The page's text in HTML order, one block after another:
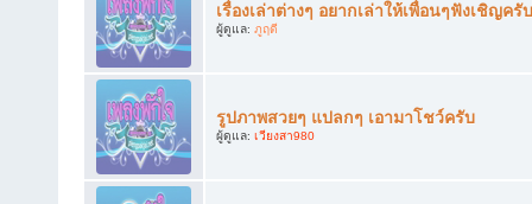
เรื่องเล่าต่างๆ อยากเล่าให้เพื่อนๆฟังเชิญครับ
ผู้ดูแล: ภูฤดี
รูปภาพสวยๆ แปลกๆ เอามาโชว์ครับ
ผู้ดูแล: เวียงสา980